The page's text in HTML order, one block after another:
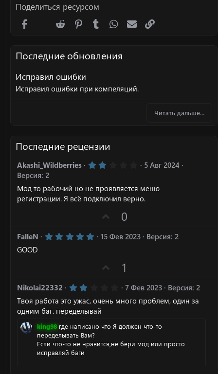
Поделиться ресурсом
FacebookX (Twitter)
Reddit PinterestTumblr WhatsAppЭлектронная почта
Последние обновления
Исправил ошибки
Исправил ошибки при компеляций.
Читать дальше...
Последние рецензии
Akashi_Wildberries 2
0
з
в
5 Авг 2024
Версия: 2
Мод то рабочий но не проявляется меню
регистрации. Я всё подключил верно.
з
н
ы
й
г
о
0
FalleN 5 15 Фев 2023
Версия: 2
GOOD
и
и
н
1
Nikolai22332 2
0
в
ё
д
7 Фев 2023
Версия: 2
Твоя работа это ужас, очень много проблем, один за
одним баг. переделывай
king98 где написано что Я должен что-то
переделывать Вам?
Если что-то не нравится,не бери мод или просто
исправляй баги